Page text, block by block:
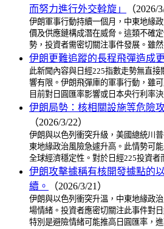
而努力進行外交斡旋」
（2026/
伊朗軍事行動持續一個月，中東地緣
價及供應鏈構成潛在威脅。這類不確
勢，投資者需密切關注事件發展。雖
伊朗更難追蹤的長程飛彈造成
此新聞內容與日經225指數走勢無直
響有限。伊朗飛彈庫的軍事行動，雖
目前對日圓匯率影響或日本央行利率
伊朗局勢：核相關設施等危險
（2026/3/22）
伊朗與以色列衝突升級，美國總統川
東地緣政治風險急遽升高。此情勢可
全球經濟穩定性。對於日經225投資
伊朗攻擊據稱有核開發據點的
續。
（2026/3/21）
伊朗與以色列衝突升溫，中東地緣政
場情緒。投資者應密切關注此事件對
特別是避險情緒可能推高日圓匯率，